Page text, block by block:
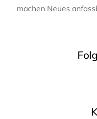
machen Neues